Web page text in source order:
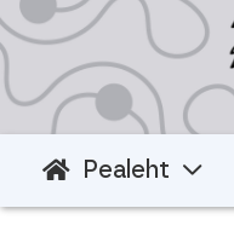
Pealeht